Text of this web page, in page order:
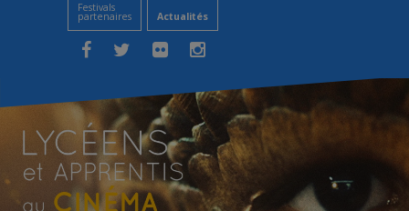
Festivals
partenaires Actualités